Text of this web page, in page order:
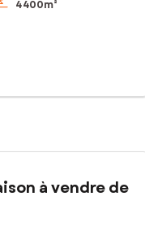
4 400m²
à vendre de